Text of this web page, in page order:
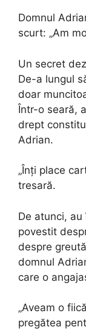
Domnul
scurt: „Am
Un secret
De-a lungul
doar
Într-o seară,
drept
Adrian.
„Înți place
tresară.
De atunci,
povestit
despre
domnul
care o
„Aveam o
pregătea